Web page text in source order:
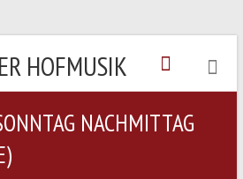
HOFMUSIK
NACHMITTAG